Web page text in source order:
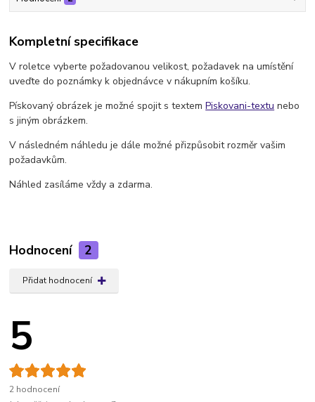
Kompletní specifikace
V roletce vyberte požadovanou velikost, požadavek na umístění
uveďte do poznámky k objednávce v nákupním košíku.
Pískovaný obrázek je možné spojit s textemPiskovani-textu nebo
s jiným obrázkem.
V následném náhledu je dále možné přizpůsobit rozměr vašim
požadavkům.
Náhled zasíláme vždy a zdarma.
Hodnocení 2
Přidat hodnocení
5
2 hodnocení